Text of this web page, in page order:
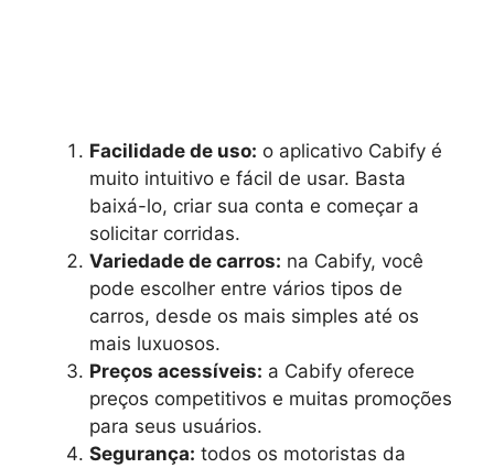
Facilidade de uso: o aplicativo Cabify é
muito intuitivo e fácil de usar. Basta
baixá-lo, criar sua conta e começar a
solicitar corridas.
Variedade de carros: na Cabify, você
pode escolher entre vários tipos de
carros, desde os mais simples até os
mais luxuosos.
Preços acessíveis: a Cabify oferece
preços competitivos e muitas promoções
para seus usuários.
Segurança: todos os motoristas da